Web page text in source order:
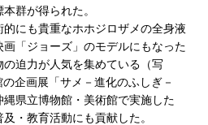
群が得られた。
にも貴重なホホジロザメの全身液
「ジョーズ」のモデルにもなった
迫力が人気を集めている（写
企画展「サメ－進化のふしぎ－
県立博物館・美術館で実施した
・教育活動にも貢献した。